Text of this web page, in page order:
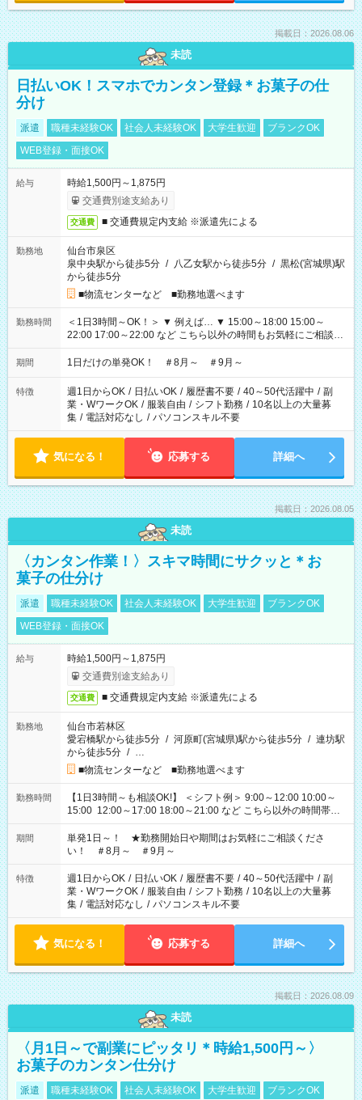
掲載日：2026.08.06
未読
日払いOK！スマホでカンタン登録＊お菓子の仕
分け
派遣 職種未経験OK 社会人未経験OK 大学生歓迎
ブランクOK
WEB登録・面接OK
給与
時給1,500円～1,875円
交通費別途支給あり
交通費 ■ 交通費規定内支給 ※派遣先による
勤務地
仙台市泉区
泉中央駅から徒歩5分 / 八乙女駅から徒歩5分 / 黒松(宮城県)駅
から徒歩5分
■物流センターなど ■勤務地選べます
勤務時間
＜1日3時間～OK！＞ ▼ 例えば… ▼ 15:00～18:00 15:00～
22:00 17:00～22:00 など こちら以外の時間もお気軽にご相談く
ださい！
期間 1日だけの単発OK！ ＃8月～ ＃9月～
特徴 週1日からOK / 日払いOK / 履歴書不要 / 40～50代活躍中 / 副
業・WワークOK / 服装自由 / シフト勤務 / 10名以上の大量募
集 / 電話対応なし / パソコンスキル不要
気になる！ 応募する 詳細へ
掲載日：2026.08.05
未読
〈カンタン作業！〉スキマ時間にサクッと＊お
菓子の仕分け
派遣 職種未経験OK 社会人未経験OK 大学生歓迎
ブランクOK
WEB登録・面接OK
給与
時給1,500円～1,875円
交通費別途支給あり
交通費 ■ 交通費規定内支給 ※派遣先による
勤務地
仙台市若林区
愛宕橋駅から徒歩5分 / 河原町(宮城県)駅から徒歩5分 / 連坊駅
から徒歩5分 / …
■物流センターなど ■勤務地選べます
勤務時間
【1日3時間～も相談OK!】 ＜シフト例＞ 9:00～12:00 10:00～
15:00 12:00～17:00 18:00～21:00 など こちら以外の時間帯も
お気軽にご相談ください！
期間
単発1日～！ ★勤務開始日や期間はお気軽にご相談くださ
い！ ＃8月～ ＃9月～
特徴 週1日からOK / 日払いOK / 履歴書不要 / 40～50代活躍中 / 副
業・WワークOK / 服装自由 / シフト勤務 / 10名以上の大量募
集 / 電話対応なし / パソコンスキル不要
気になる！ 応募する 詳細へ
掲載日：2026.08.09
未読
〈月1日～で副業にピッタリ＊時給1,500円～〉
お菓子のカンタン仕分け
派遣 職種未経験OK 社会人未経験OK 大学生歓迎 ブランクOK